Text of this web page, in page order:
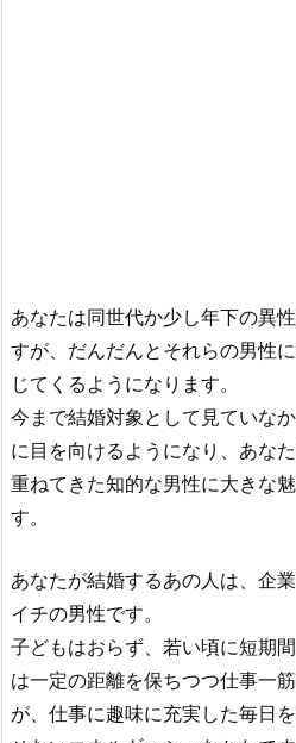
あなたは同世代か少し年下の異
すが、だんだんとそれらの男性
じてくるようになります。
今まで結婚対象として見ていな
に目を向けるようになり、あな
重ねてきた知的な男性に大きな
す。
あなたが結婚するあの人は、企
イチの男性です。
子どもはおらず、若い頃に短期
は一定の距離を保ちつつ仕事一
が、仕事に趣味に充実した毎日